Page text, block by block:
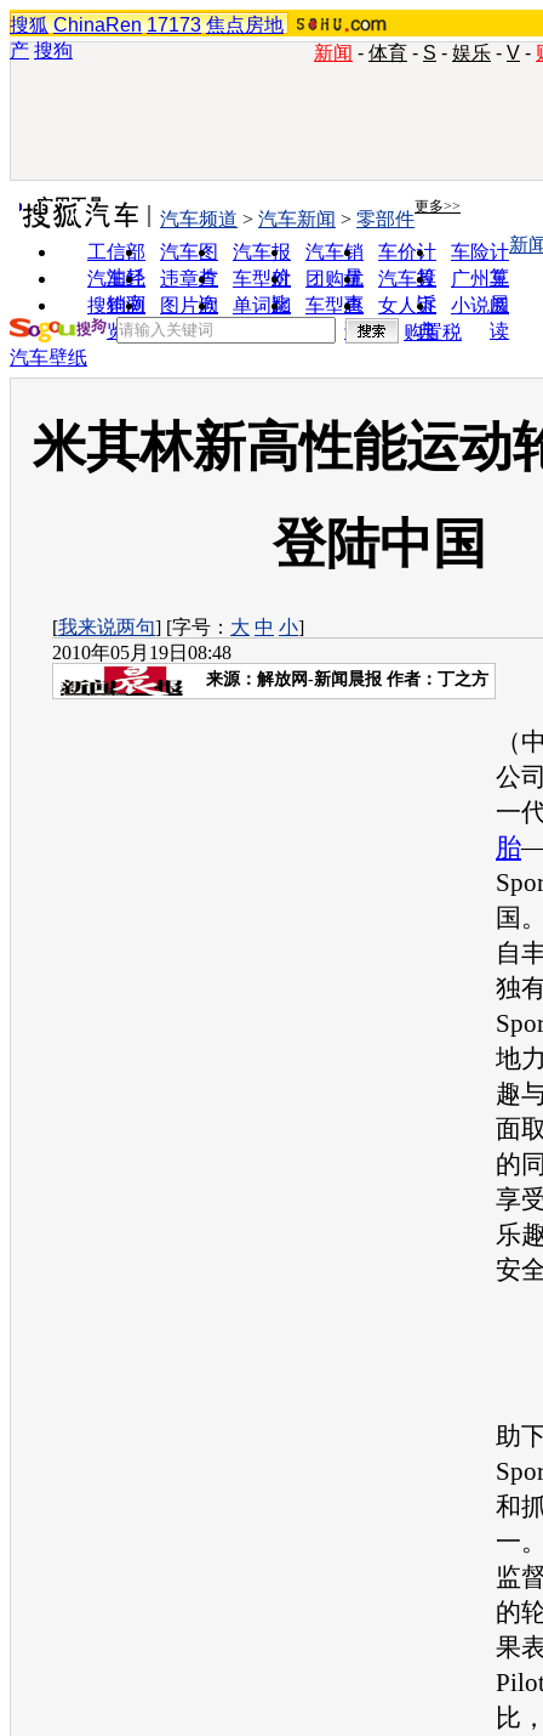
搜狐 ChinaRen 17173 焦点房地
产 搜狗 新闻 - 体育 - S - 娱乐 - V -
实用工具 更多>>
工信部
油耗
汽车图
片
汽车报
价
汽车销
量
车价计
算
车险计
算
汽车经
销商
违章查
询
车型对
比
团购优
惠
汽车投
诉
广州车
展
搜狗浏
览器
图片欣
赏
单词翻
车型查
询
女人宝
典
小说阅
读
汽车频道 > 汽车新闻 > 零部件
新
购置税
汽车壁纸
米其林新高性能运动
登陆中国
[我来说两句] [字号： 大 中 小]
2010年05月19日08:48
来源： 解放网-新闻晨报 作者：丁之方
（
公
一
胎
国
自
独
地
趣
面
的
享
乐
安
助
和
一
监
的
果
比